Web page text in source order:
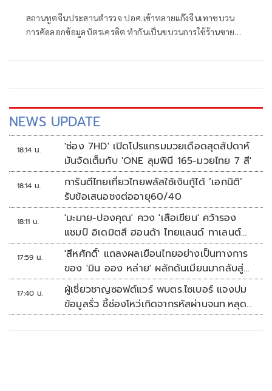
สถานทูตจีนประสานตำรวจ ปอศ.เข้าทลายแก๊งจีนเทาชบวน
การคัดลอกข้อมูลบัตรเครดิต ทำกันเป็นขบวนการใช้ร้านขายผล
NEWS UPDATE
18:14 น.
'ช่อง 7HD' เปิดโปรแกรมมวยเดือดสุดสัปดาห์
มันจัดเต็มกับ 'ONE ลุมพินี 165-มวยไทย 7 สี'
18:14 น.
การันตีไทยเที่ยวไทยพลัสใช้เงินกู้ได้ ‘เอกนิติ’
รับข้อเสนอชงต่ออายุ60/40
18:11 น.
'มะมาย-ปองคุณ' ควง 'เสือเขียน' คว้ารอง
แชมป์ อิเดมิตสึ ฮอนด้า ไทยแลนด์ ทาเลนต์
คัพ สนาม 3
17:59 น.
'สีหศักดิ์' แถลงผลเยือนไทยอย่างเป็นทางการ
ของ 'มิน ออง หล่าย' ผลักดันเมียนมากลับสู่
อาเซียน
17:40 น.
ผู้เชี่ยวชาญซอฟต์แวร์ พบตร.ไซเบอร์ แจงปม
ข้อมูลรั่ว ชี้ช่องโหว่เกิดจากรหัสผ่านจนท.หลุด
ไม่ใช่ถูกแฮกระบบ